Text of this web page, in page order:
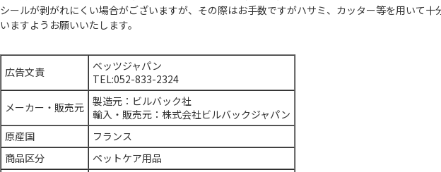
シールが剥がれにくい場合がございますが、その際はお手数ですがハサミ、カッター等を用いて十
いますようお願いいたします。
広告文責
ベッツジャパン
TEL:052-833-2324
メーカー・販売元 製造元：ビルバック社
輸入・販売元：株式会社ビルバックジャパン
原産国
フランス
商品区分
ペットケア用品